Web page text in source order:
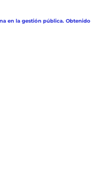
en la gestión pública.